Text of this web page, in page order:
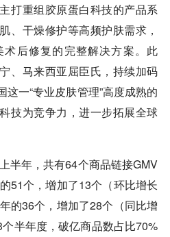
打重组胶原蛋白科技的产品系
、干燥修护等高频护肤需求，
后修复的完整解决方案。此
、马来西亚屈臣氏，持续加码
一“专业皮肤管理”高度成熟的
技为竞争力，进一步拓展全球
半年，共有64个商品链接GMV
51个，增加了13个（环比增长
的36个，增加了28个（同比增
半年度，破亿商品数占比70%